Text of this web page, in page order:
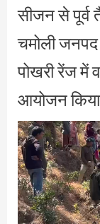
सीजन से पूर्व
चमोली
पोखरी रेंज में
आयोजन
Video
Player